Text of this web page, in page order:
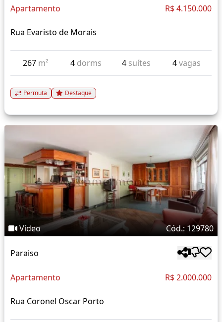
Apartamento R$ 4.150.000
Rua Evaristo de Morais
267 m² 4 dorms 4 suítes 4vagas
Permuta Destaque
Vídeo Cód.: 129780
Paraiso
Apartamento R$ 2.000.000
Rua Coronel Oscar Porto